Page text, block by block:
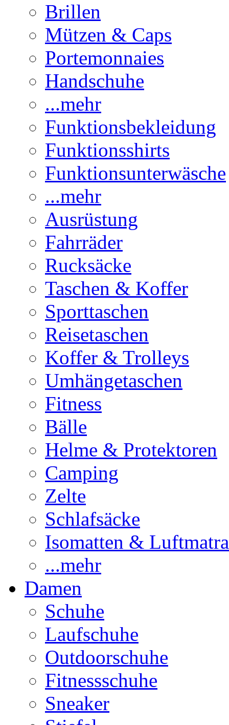
Brillen
Mützen & Caps
Portemonnaies
Handschuhe
...mehr
Funktionsbekleidung
Funktionsshirts
Funktionsunterwäsche
...mehr
Ausrüstung
Fahrräder
Rucksäcke
Taschen & Koffer
Sporttaschen
Reisetaschen
Koffer & Trolleys
Umhängetaschen
Fitness
Bälle
Helme & Protektoren
Camping
Zelte
Schlafsäcke
Isomatten &
...mehr
Damen
Schuhe
Laufschuhe
Outdoorschuhe
Fitnessschuhe
Sneaker